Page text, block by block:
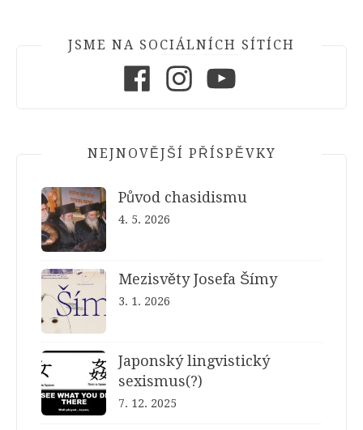
JSME NA SOCIÁLNÍCH SÍTÍCH
NEJNOVĚJŠÍ PŘÍSPĚVKY
Původ chasidismu
4. 5. 2026
Mezisvěty Josefa Šímy
3. 1. 2026
Japonský lingvistický
sexismus(?)
7. 12. 2025